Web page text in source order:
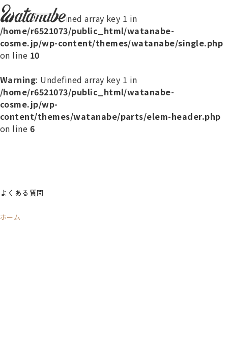
Warning: Undefined array key 1 in
/home/r6521073/public_html/watanabe-
cosme.jp/wp-content/themes/watanabe/single.php
on line 10
watanabe
Warning: Undefined array key 1 in
/home/r6521073/public_html/watanabe-
cosme.jp/wp-
content/themes/watanabe/parts/elem-header.php
on line 6
よくある質問
ホーム